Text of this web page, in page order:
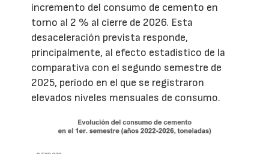
incremento del consumo de cemento en
torno al 2 % al cierre de 2026. Esta
desaceleración prevista responde,
principalmente, al efecto estadístico de la
comparativa con el segundo semestre de
2025, período en el que se registraron
elevados niveles mensuales de consumo.